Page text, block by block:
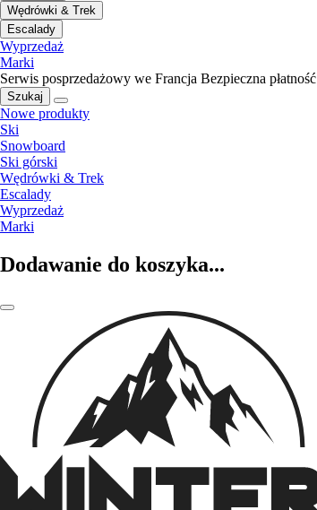
Wędrówki & Trek
Escalady
Wyprzedaż
Marki
Serwis posprzedażowy we Francja Bezpieczna płatność
Szukaj
Nowe produkty
Ski
Snowboard
Ski górski
Wędrówki & Trek
Escalady
Wyprzedaż
Marki
Dodawanie do koszyka...